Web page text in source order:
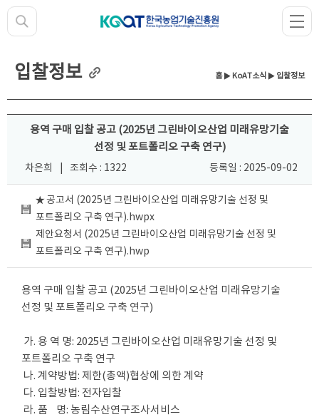
입찰정보 홈▶ KoAT소식 ▶ 입찰정보
용역 구매 입찰 공고 (2025년 그린바이오산업 미래유망기술
선정 및 포트폴리오 구축 연구)
차은희 조회수 : 1322 등록일 : 2025-09-02
★ 공고서 (2025년 그린바이오산업 미래유망기술 선정 및
포트폴리오 구축 연구).hwpx
제안요청서 (2025년 그린바이오산업 미래유망기술 선정 및
포트폴리오 구축 연구).hwp
용역 구매 입찰 공고 (2025년 그린바이오산업 미래유망기술
선정 및 포트폴리오 구축 연구)
가. 용 역 명: 2025년 그린바이오산업 미래유망기술 선정 및
포트폴리오 구축 연구
나. 계약방법: 제한(총액)협상에 의한 계약
다. 입찰방법: 전자입찰
라. 품 명: 농림수산연구조사서비스